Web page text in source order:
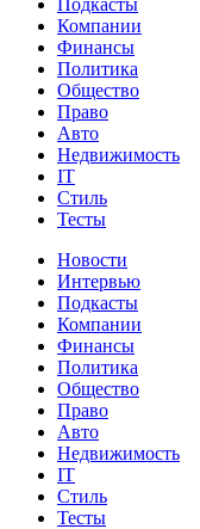
Подкасты
Компании
Финансы
Политика
Общество
Право
Авто
Недвижимость
IT
Стиль
Тесты
Новости
Интервью
Подкасты
Компании
Финансы
Политика
Общество
Право
Авто
Недвижимость
IT
Стиль
Тесты